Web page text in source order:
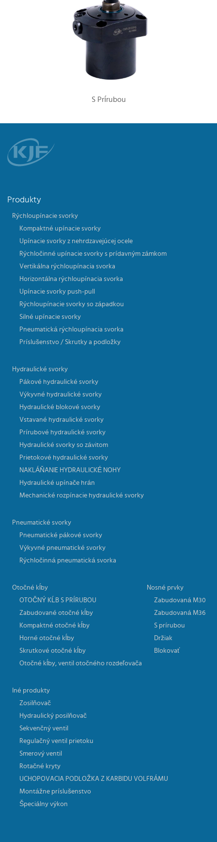
S Prírubou
Produkty
Rýchloupínacie svorky
Kompaktné upínacie svorky
Upínacie svorky z nehrdzavejúcej ocele
Rýchločinné upínacie svorky s prídavným zámkom
Vertikálna rýchloupínacia svorka
Horizontálna rýchloupínacia svorka
Upínacie svorky push-pull
Rýchloupínacie svorky so západkou
Silné upínacie svorky
Pneumatická rýchloupínacia svorka
Príslušenstvo / Skrutky a podložky
Hydraulické svorky
Pákové hydraulické svorky
Výkyvné hydraulické svorky
Hydraulické blokové svorky
Vstavané hydraulické svorky
Prírubové hydraulické svorky
Hydraulické svorky so závitom
Prietokové hydraulické svorky
NAKLÁŇANIE HYDRAULICKÉ NOHY
Hydraulické upínače hrán
Mechanické rozpínacie hydraulické svorky
Pneumatické svorky
Pneumatické pákové svorky
Výkyvné pneumatické svorky
Rýchločinná pneumatická svorka
Otočné kĺby
OTOČNÝ KĹB S PRÍRUBOU
Zabudované otočné kĺby
Kompaktné otočné kĺby
Horné otočné kĺby
Skrutkové otočné kĺby
Otočné kĺby, ventil otočného rozdeľovača
Nosné prvky
Zabudovaná M30
Zabudovaná M36
S prírubou
Držiak
Blokovať
Iné produkty
Zosilňovač
Hydraulický posilňovač
Sekvenčný ventil
Regulačný ventil prietoku
Smerový ventil
Rotačné kryty
UCHOPOVACIA PODLOŽKA Z KARBIDU VOLFRÁMU
Montážne príslušenstvo
Špeciálny výkon